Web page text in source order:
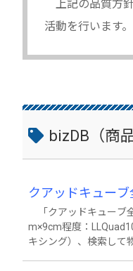
上記の品質方
活動を行います。
bizDB（商
クアッドキュー
「クアッドキューブ
m×9cm程度：
キシング）、検索して